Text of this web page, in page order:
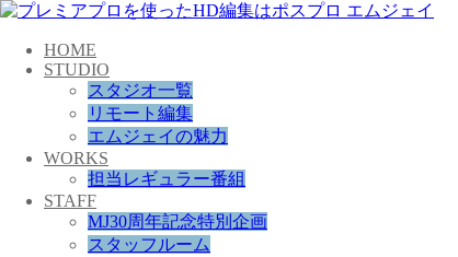
HOME
STUDIO
スタジオ一覧
リモート編集
エムジェイの魅力
WORKS
担当レギュラー番組
STAFF
MJ30周年記念特別企画
スタッフルーム